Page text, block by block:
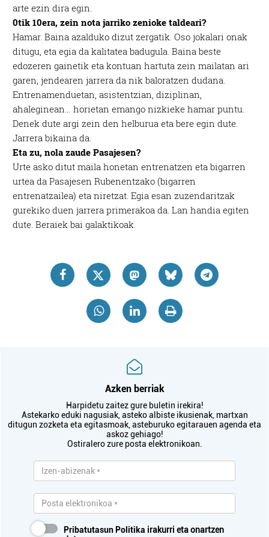
arte ezin dira egin.
0tik 10era, zein nota jarriko zenioke taldeari?
Hamar. Baina azalduko dizut zergatik. Oso jokalari onak
ditugu, eta egia da kalitatea badugula. Baina beste
edozeren gainetik eta kontuan hartuta zein mailatan ari
garen, jendearen jarrera da nik baloratzen dudana.
Entrenamenduetan, asistentzian, diziplinan,
ahaleginean… horietan emango nizkieke hamar puntu.
Denek dute argi zein den helburua eta bere egin dute.
Jarrera bikaina da.
Eta zu, nola zaude Pasajesen?
Urte asko ditut maila honetan entrenatzen eta bigarren
urtea da Pasajesen Rubenentzako (bigarren
entrenatzailea) eta niretzat. Egia esan zuzendaritzak
gurekiko duen jarrera primerakoa da. Lan handia egiten
dute. Beraiek bai galaktikoak.
Azken berriak
Harpidetu zaitez gure buletin irekira!
Astekarko eduki nagusiak, asteko albiste ikusienak, martxan
ditugun zozketa eta egitasmoak, asteburuko egitarauen agenda eta
askoz gehiago!
Ostiralero zure posta elektronikoan.
Pribatutasun Politika irakurri eta onartzen